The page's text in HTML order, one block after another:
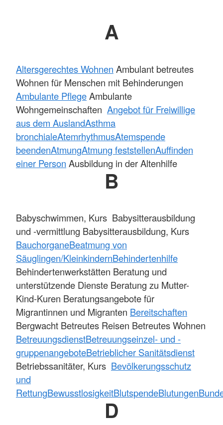
A
Altersgerechtes Wohnen Ambulant betreutes
Wohnen für Menschen mit Behinderungen
Ambulante PflegeAmbulante
Wohngemeinschaften Angebot für Freiwillige
aus dem AuslandAsthma
bronchialeAtemrhythmusAtemspende
beendenAtmungAtmung feststellenAuffinden
einer Person Ausbildung in der Altenhilfe
B
Babyschwimmen, Kurs Babysitterausbildung
und -vermittlung Babysitterausbildung, Kurs
BauchorganeBeatmung von
Säuglingen/KleinkindernBehindertenhilfe
Behindertenwerkstätten Beratung und
unterstützende Dienste Beratung zu Mutter-
Kind-Kuren Beratungsangebote für
Migrantinnen und Migranten Bereitschaften
Bergwacht Betreutes Reisen Betreutes Wohnen
BetreuungsdienstBetreuungseinzel- und -
gruppenangeboteBetrieblicher Sanitätsdienst
Betriebssanitäter, Kurs Bevölkerungsschutz
und
RettungBewusstlosigkeitBlutspendeBlutungen
D